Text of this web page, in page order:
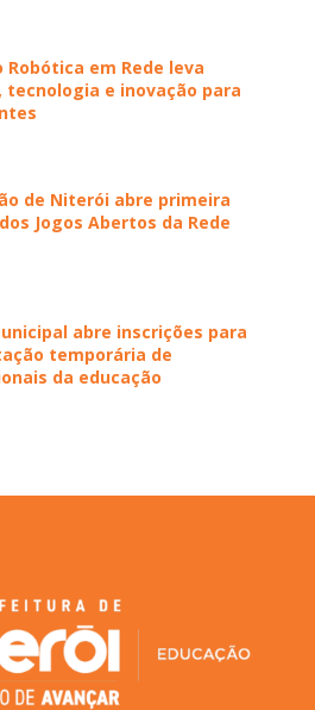
Robótica em Rede leva
tecnologia e inovação para
de Niterói abre primeira
Jogos Abertos da Rede
abre inscrições para
temporária de
da educação